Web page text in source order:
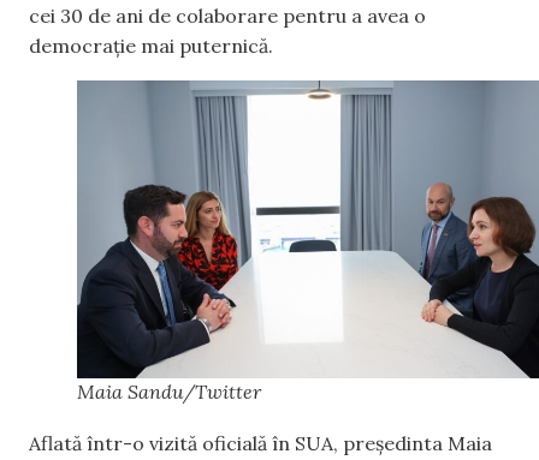
cei 30 de ani de colaborare pentru a avea o
democrație mai puternică.
Maia Sandu/Twitter
Aflată într-o vizită oficială în SUA, președinta Maia